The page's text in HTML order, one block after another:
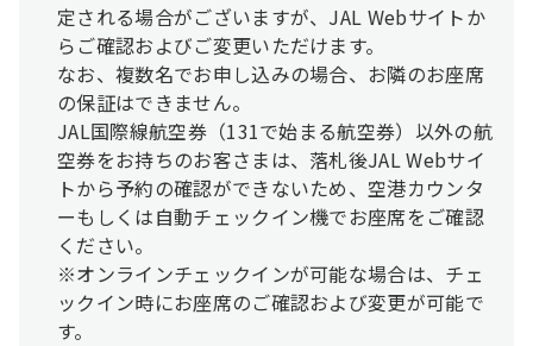
定される場合がございますが、JAL Webサイトか
らご確認およびご変更いただけます。
なお、複数名でお申し込みの場合、お隣のお座席
の保証はできません。
JAL国際線航空券（131で始まる航空券）以外の航
空券をお持ちのお客さまは、落札後JAL Webサイ
トから予約の確認ができないため、空港カウンタ
ーもしくは自動チェックイン機でお座席をご確認
ください。
※オンラインチェックインが可能な場合は、チェ
ックイン時にお座席のご確認および変更が可能で
す。